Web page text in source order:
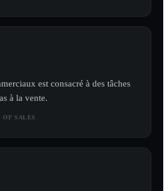
est consacré à des tâches
à la vente.
OF SALES